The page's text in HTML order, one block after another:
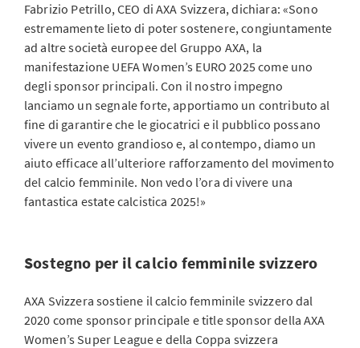
Fabrizio Petrillo, CEO di AXA Svizzera, dichiara: «Sono
estremamente lieto di poter sostenere, congiuntamente
ad altre società europee del Gruppo AXA, la
manifestazione UEFA Women’s EURO 2025 come uno
degli sponsor principali. Con il nostro impegno
lanciamo un segnale forte, apportiamo un contributo al
fine di garantire che le giocatrici e il pubblico possano
vivere un evento grandioso e, al contempo, diamo un
aiuto efficace all’ulteriore rafforzamento del movimento
del calcio femminile. Non vedo l’ora di vivere una
fantastica estate calcistica 2025!»
Sostegno per il calcio femminile svizzero
AXA Svizzera sostiene il calcio femminile svizzero dal
2020 come sponsor principale e title sponsor della AXA
Women’s Super League e della Coppa svizzera